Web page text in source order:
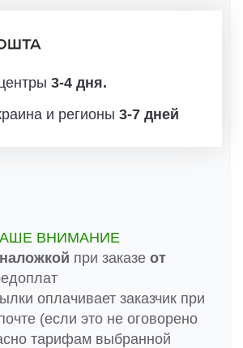
3-4 дня.
и регионы 3-7 дней
ВНИМАНИЕ
наложкой при заказе от
оплачивает заказчик при
(если это не оговорено
тарифам выбранной